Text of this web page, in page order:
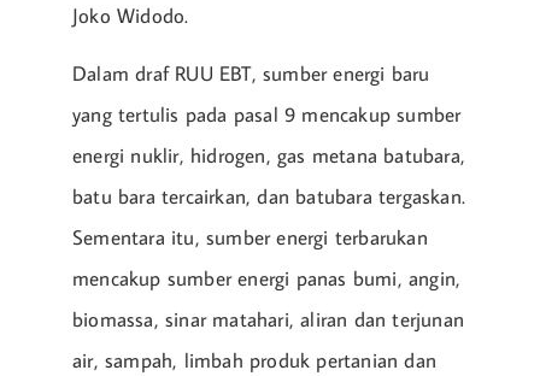
Joko Widodo.
Dalam draf RUU EBT, sumber energi baru
yang tertulis pada pasal 9 mencakup sumber
energi nuklir, hidrogen, gas metana batubara,
batu bara tercairkan, dan batubara tergaskan.
Sementara itu, sumber energi terbarukan
mencakup sumber energi panas bumi, angin,
biomassa, sinar matahari, aliran dan terjunan
air, sampah, limbah produk pertanian dan